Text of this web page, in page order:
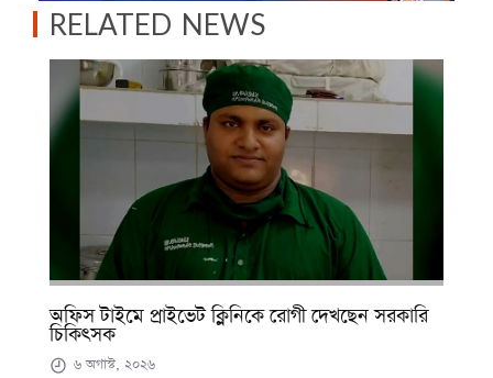
RELATED NEWS
অফিস টাইমে প্রাইভেট ক্লিনিকে রোগী দেখছেন সরকারি
চিকিৎসক
৬ অগাস্ট, ২০২৬